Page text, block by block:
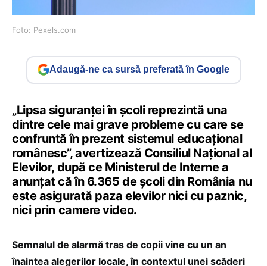
Foto: Pexels.com
Adaugă-ne ca sursă preferată în Google
„Lipsa siguranței în școli reprezintă una
dintre cele mai grave probleme cu care se
confruntă în prezent sistemul educațional
românesc”, avertizează Consiliul Național al
Elevilor, după ce Ministerul de Interne a
anunțat că în 6.365 de școli din România nu
este asigurată paza elevilor nici cu paznic,
nici prin camere video.
Semnalul de alarmă tras de copii vine cu un an
înaintea alegerilor locale, în contextul unei scăderi